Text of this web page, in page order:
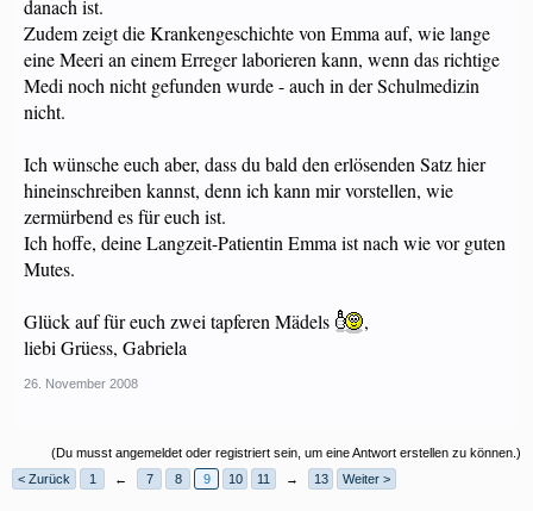
danach ist.
Zudem zeigt die Krankengeschichte von Emma auf, wie lange
eine Meeri an einem Erreger laborieren kann, wenn das richtige
Medi noch nicht gefunden wurde - auch in der Schulmedizin
nicht.
Ich wünsche euch aber, dass du bald den erlösenden Satz hier
hineinschreiben kannst, denn ich kann mir vorstellen, wie
zermürbend es für euch ist.
Ich hoffe, deine Langzeit-Patientin Emma ist nach wie vor guten
Mutes.
Glück auf für euch zwei tapferen Mädels
,
liebi Grüess, Gabriela
26. November 2008
(Du musst angemeldet oder registriert sein, um eine Antwort erstellen zu können.)
< Zurück
1 ← 7 8 9 10 11 → 13 Weiter >